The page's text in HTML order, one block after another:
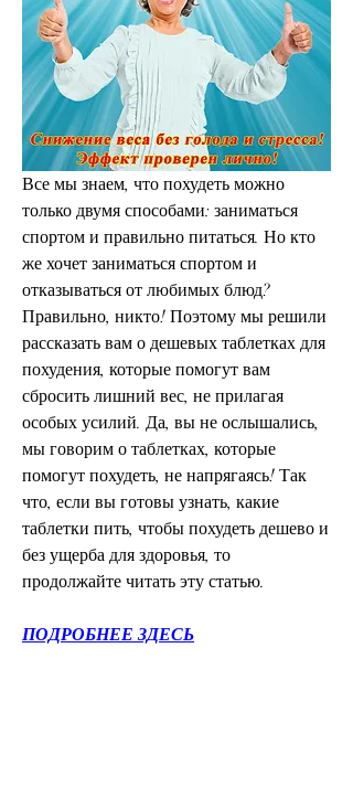
Все мы знаем, что похудеть можно
только двумя способами: заниматься
спортом и правильно питаться. Но кто
же хочет заниматься спортом и
отказываться от любимых блюд?
Правильно, никто! Поэтому мы решили
рассказать вам о дешевых таблетках для
похудения, которые помогут вам
сбросить лишний вес, не прилагая
особых усилий. Да, вы не ослышались,
мы говорим о таблетках, которые
помогут похудеть, не напрягаясь! Так
что, если вы готовы узнать, какие
таблетки пить, чтобы похудеть дешево и
без ущерба для здоровья, то
продолжайте читать эту статью.
ПОДРОБНЕЕ ЗДЕСЬ